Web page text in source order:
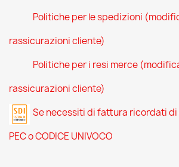
Politiche per le spedizioni
rassicurazioni cliente)
Politiche per i resi merce
rassicurazioni cliente)
Se necessiti di fattura ricordati
PEC o CODICE UNIVOCO